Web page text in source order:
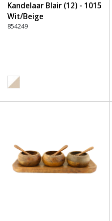
Kandelaar Blair (12) - 1015
Wit/Beige
854249